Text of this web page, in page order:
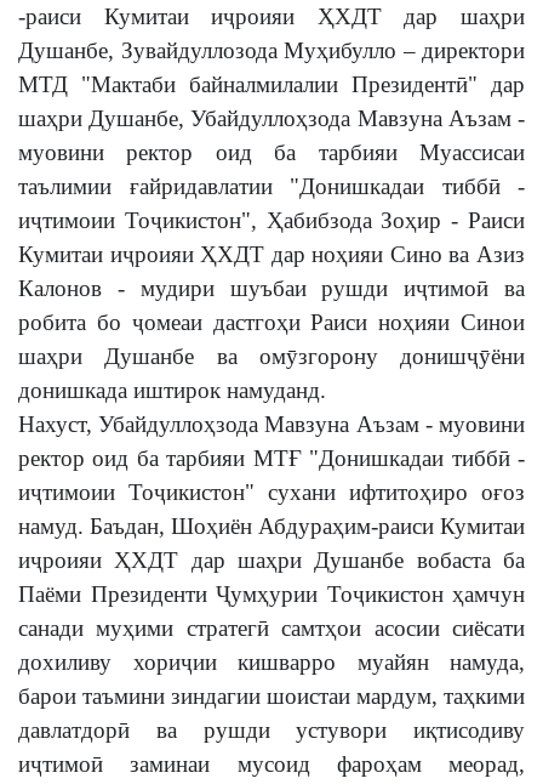
-раиси Кумитаи иҷроияи ҲХДТ дар шаҳри
Душанбе, Зувайдуллозода Муҳибулло – директори
МТД "Мактаби байналмилалии Президентӣ" дар
шаҳри Душанбе, Убайдуллоҳзода Мавзуна Аъзам -
муовини ректор оид ба тарбияи Муассисаи
таълимии ғайридавлатии "Донишкадаи тиббӣ -
иҷтимоии Тоҷикистон", Ҳабибзода Зоҳир - Раиси
Кумитаи иҷроияи ҲХДТ дар ноҳияи Сино ва Азиз
Калонов - мудири шуъбаи рушди иҷтимоӣ ва
робита бо ҷомеаи дастгоҳи Раиси ноҳияи Синои
шаҳри Душанбе ва омӯзгорону донишҷӯёни
донишкада иштирок намуданд.
Нахуст, Убайдуллоҳзода Мавзуна Аъзам - муовини
ректор оид ба тарбияи МТҒ "Донишкадаи тиббӣ -
иҷтимоии Тоҷикистон" сухани ифтитоҳиро оғоз
намуд. Баъдан, Шоҳиён Абдураҳим-раиси Кумитаи
иҷроияи ҲХДТ дар шаҳри Душанбе вобаста ба
Паёми Президенти Ҷумҳурии Тоҷикистон ҳамчун
санади муҳими стратегӣ самтҳои асосии сиёсати
дохиливу хориҷии кишварро муайян намуда,
барои таъмини зиндагии шоистаи мардум, таҳкими
давлатдорӣ ва рушди устувори иқтисодиву
иҷтимоӣ заминаи мусоид фароҳам меорад,